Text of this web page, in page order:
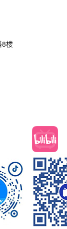
8楼